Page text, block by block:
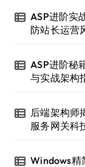
ASP进阶实
防站长运营
ASP进阶秘
与实战架构
后端架构师
服务网关科
Windows精